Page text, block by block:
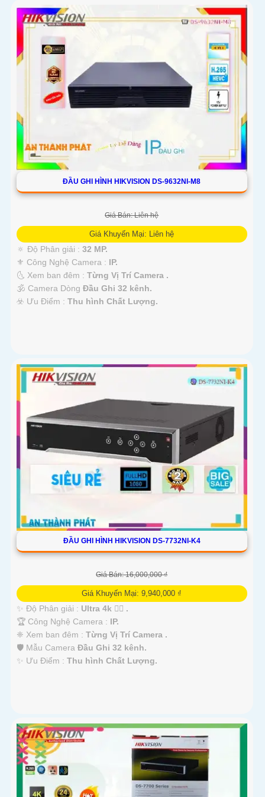
Kết luận
Camera Hikvision không chỉ mang đến sự an toàn và bảo vệ cho ngôi
nhà hoặc doanh nghiệp của bạn, mà còn là lựa chọn thông minh với
giá cả phải chăng và hình ảnh chất lượng sắc nét. Hãy đầu tư vào an
ninh và yên tâm hơn với Camera Hikvision!
Hy vọng rằng bài viết giới thiệu trên sẽ giúp bạn thu hút được khách
hàng quan tâm đến sản phẩm Camera Hikvision giá rẻ và chất lượng.
ĐẦU GHI HÌNH HIKVISION DS-9632NI-M8
Giá Bán: Liên hệ
Giá Khuyến Mại: Liên hệ
🔅 Độ Phân giải : 32 MP.
⚜️ Công Nghệ Camera : IP.
🌜 Xem ban đêm : Từng Vị Trí Camera .
🕉️ Camera Dòng Đầu Ghi 32 kênh.
️☣️ Ưu Điểm : Thu hình Chất Lượng.
ĐẦU GHI HÌNH HIKVISION DS-7732NI-K4
Giá Bán: 16,000,000 ₫
Giá Khuyến Mại: 9,940,000 ₫
✨ Độ Phân giải : Ultra 4k 👍🏾 .
🏆 Công Nghệ Camera : IP.
❈ Xem ban đêm : Từng Vị Trí Camera .
🛡 Mẫu Camera Đầu Ghi 32 kênh.
️✨ Ưu Điểm : Thu hình Chất Lượng.